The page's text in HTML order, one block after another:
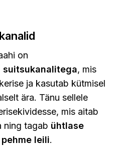
on
, mis
ja kasutab kütmisel
ära. Tänu sellele
mis aitab
ning tagab ühtlase
leili.